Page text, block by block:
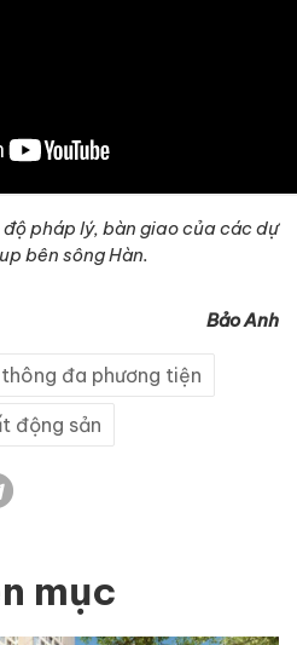
pháp lý, bàn giao của các dự
bên sông Hàn.
Bảo Anh
đa phương tiện
động sản
mục